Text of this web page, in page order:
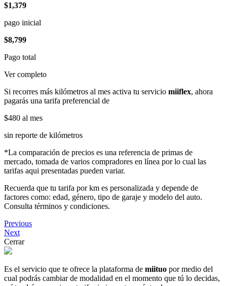
$1,379
pago inicial
$8,799
Pago total
Ver completo
Si recorres más kilómetros al mes activa tu servicio miiflex, ahora
pagarás una tarifa preferencial de
$480 al mes
sin reporte de kilómetros
*La comparación de precios es una referencia de primas de
mercado, tomada de varios compradores en línea por lo cual las
tarifas aqui presentadas pueden variar.
Recuerda que tu tarifa por km es personalizada y depende de
factores como: edad, género, tipo de garaje y modelo del auto.
Consulta términos y condiciones.
Previous
Next
Cerrar
Es el servicio que te ofrece la plataforma de miituo por medio del
cual podrás cambiar de modalidad en el momento que tú lo decidas,